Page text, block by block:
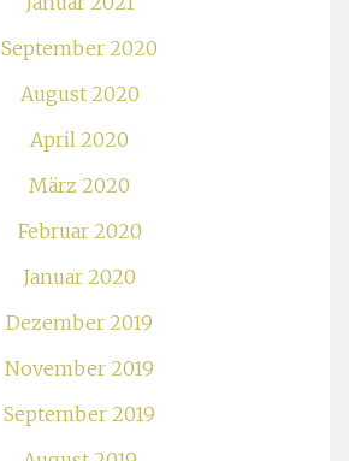
September 2020
August 2020
April 2020
März 2020
Februar 2020
Januar 2020
Dezember 2019
November 2019
September 2019